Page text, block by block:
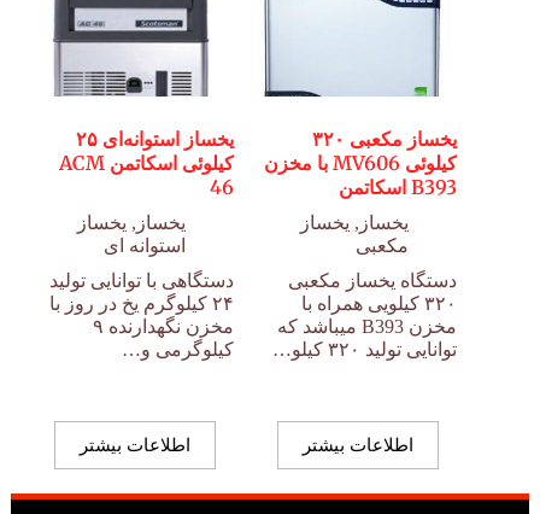
یخساز مکعبی ۳۲۰
کیلوئی MV606 با مخزن
B393 اسکاتمن
یخساز , یخساز
مکعبی
دستگاه یخساز مکعبی
۳۲۰ کیلویی همراه با
مخزن B393 میباشد که
توانایی تولید ۳۲۰ کیلو…
اطلاعات بیشتر
یخساز استوانه‌ای ۲۵
کیلوئی اسکاتمن ACM
46
یخساز , یخساز
استوانه ای
دستگاهی با توانایی تولید
۲۴ کیلوگرم یخ در روز با
مخزن نگهدارنده ۹
کیلوگرمی و…
اطلاعات بیشتر